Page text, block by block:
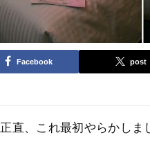
Facebook post
正直、これ最初やらかしま